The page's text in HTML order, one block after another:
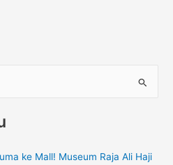
ke Mall! Museum Raja Ali Haji